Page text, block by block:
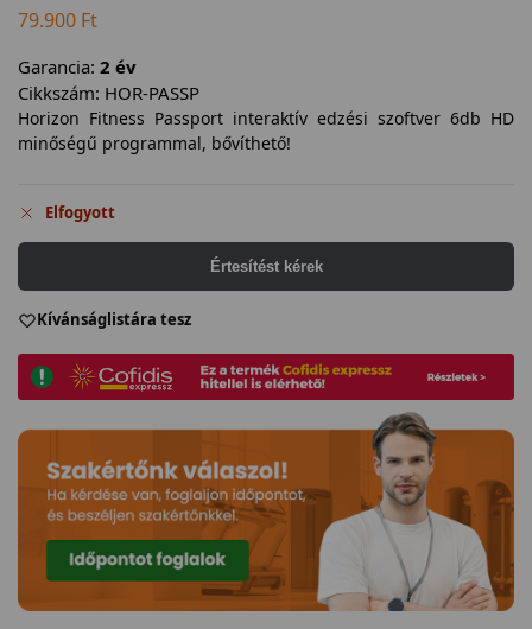
79.900 Ft
Garancia: 2 év
Cikkszám: HOR-PASSP
Horizon Fitness Passport interaktív edzési szoftver 6db HD
minőségű programmal, bővíthető!
Elfogyott
Értesítést kérek
Kívánságlistára tesz